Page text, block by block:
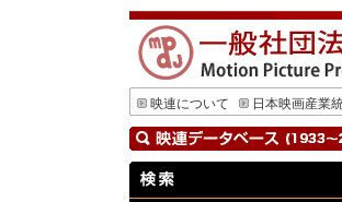
映連について 日本映画産業